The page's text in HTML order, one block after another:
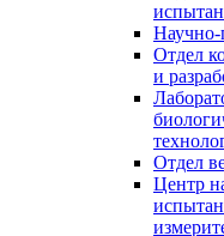
Научно-
Отдел
и
Отдел
Центр